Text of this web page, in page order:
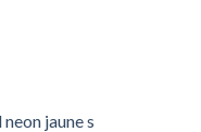
jaune s